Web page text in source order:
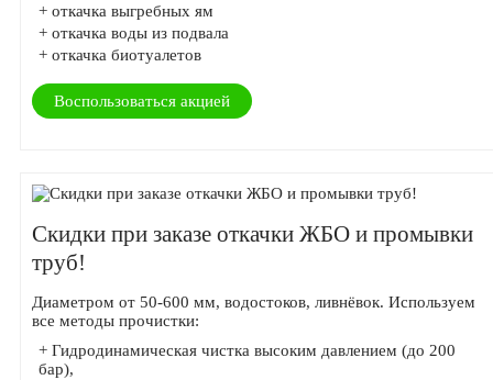
+ откачка выгребных ям
+ откачка воды из подвала
+ откачка биотуалетов
Воспользоваться акцией
Скидки при заказе откачки ЖБО и промывки
труб!
Диаметром от 50-600 мм, водостоков, ливнёвок. Используем
все методы прочистки:
+ Гидродинамическая чистка высоким давлением (до 200
бар),